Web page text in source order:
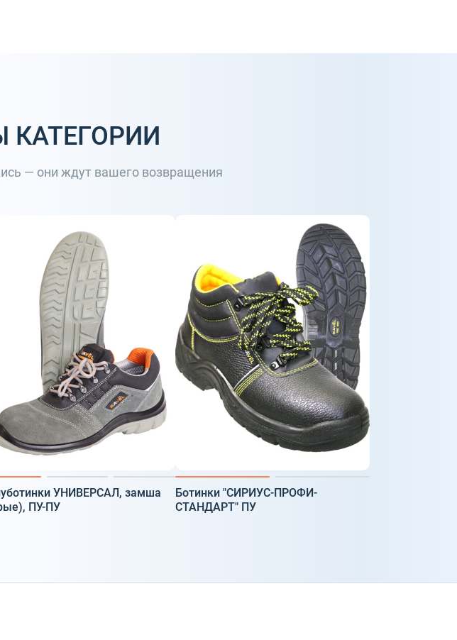
КАТЕГОРИИ
— они ждут вашего возвращения
УНИВЕРСАЛ, замша
ПУ-ПУ
Ботинки "СИРИУС-ПРОФИ-
СТАНДАРТ" ПУ